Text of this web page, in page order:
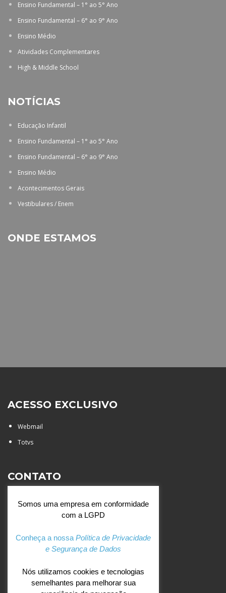
Ensino Fundamental – 1° ao 5° Ano
Ensino Fundamental – 6° ao 9° Ano
Ensino Médio
Atividades Complementares
High & Middle School
NOTÍCIAS
Educação Infantil
Ensino Fundamental – 1° ao 5° Ano
Ensino Fundamental – 6° ao 9° Ano
Ensino Médio
Acontecimentos Gerais
Vestibulares / Enem
ONDE ESTAMOS
ACESSO EXCLUSIVO
Webmail
Totvs
CONTATO
Santa Catarina - São José do
Rio Preto (SP)
+55 (17) 3354 7000
agostiniano@csj.g12.br
REDES SOCIAIS
Somos uma empresa em conformidade
com a LGPD
Conheça a nossa Política de Privacidade
e Segurança de Dados
Nós utilizamos cookies e tecnologias
semelhantes para melhorar sua